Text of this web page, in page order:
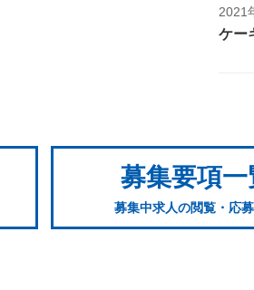
2021
ケー
募集要項一
募集中求人の閲覧・応